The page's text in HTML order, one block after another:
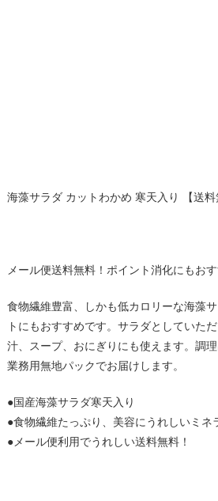
海藻サラダ カットわかめ 寒天入り 【送料
メール便送料無料！ポイント消化にもおす
食物繊維豊富、しかも低カロリーな海藻
トにもおすすめです。サラダとしていた
汁、スープ、おにぎりにも使えます。調
業務用無地パックでお届けします。
●国産海藻サラダ寒天入り
●食物繊維たっぷり、美容にうれしいミネ
●メール便利用でうれしい送料無料！